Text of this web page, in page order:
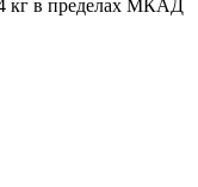
кг в пределах МКАД